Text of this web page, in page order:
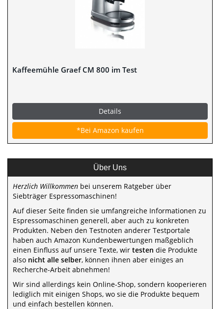
Kaffeemühle Graef CM 800 im Test
Details
*Bei Amazon kaufen
Über Uns
Herzlich Willkommen bei unserem Ratgeber über
Siebträger Espressomaschinen!
Auf dieser Seite finden sie umfangreiche Informationen zu
Espressomaschinen generell, aber auch zu konkreten
Produkten. Neben den Testnoten anderer Testportale
haben auch Amazon Kundenbewertungen maßgeblich
einen Einfluss auf unsere Texte, wir testen die Produkte
also nicht alle selber, können ihnen aber einiges an
Recherche-Arbeit abnehmen!
Wir sind allerdings kein Online-Shop, sondern kooperieren
lediglich mit einigen Shops, wo sie die Produkte bequem
und einfach bestellen können.